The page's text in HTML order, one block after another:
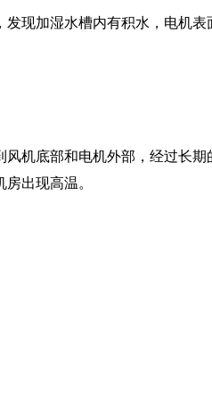
现加湿水槽内有积水，电机
机底部和电机外部，经过长
出现高温。